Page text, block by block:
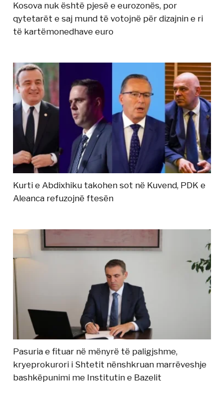
Kosova nuk është pjesë e eurozonës, por
qytetarët e saj mund të votojnë për dizajnin e ri
të kartëmonedhave euro
Kurti e Abdixhiku takohen sot në Kuvend, PDK e
Aleanca refuzojnë ftesën
Pasuria e fituar në mënyrë të paligjshme,
kryeprokurori i Shtetit nënshkruan marrëveshje
bashkëpunimi me Institutin e Bazelit